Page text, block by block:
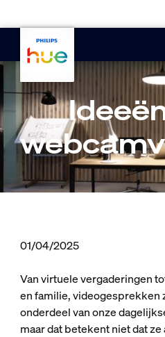
01/04/2025
Van virtuele vergaderingen
en familie, videogesprekken
onderdeel van onze
maar dat betekent niet dat